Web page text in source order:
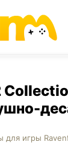
для игры